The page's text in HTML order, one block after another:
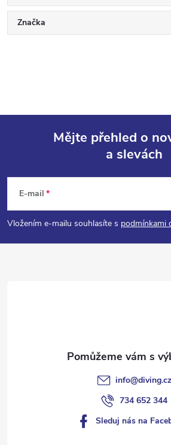
Značka
p
a
Mějte přehled o
a slevách
E-mail
Vložením e-mailu souhlasíte s podmínkami
info@diving.cz
734 652 344
Sleduj nás na